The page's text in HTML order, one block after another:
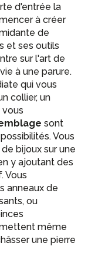
d'entrée la
à créer
de
et ses outils
sur l'art de
à une parure.
qui vous
collier, un
sont
Vous
bijoux sur une
y ajoutant des
Vous
anneaux de
ou
même
une pierre